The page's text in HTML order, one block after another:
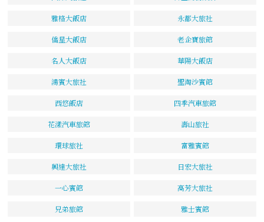
雅格大飯店 永都大旅社
僑星大飯店 老企寶旅館
名人大飯店 華陽大飯店
鴻賓大旅社 聖淘沙賓館
西悠飯店 四季汽車旅館
花漾汽車旅館 壽山旅社
環球旅社 富雅賓館
興達大旅社 日宏大旅社
一心賓館 高芳大旅社
兄弟旅館 雅士賓館